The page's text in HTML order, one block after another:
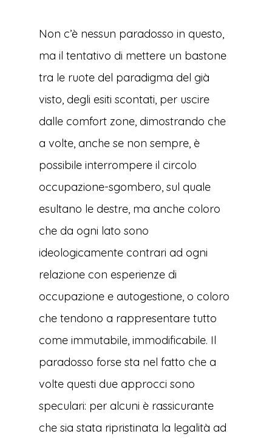
Non c’è nessun paradosso in questo,
ma il tentativo di mettere un bastone
tra le ruote del paradigma del già
visto, degli esiti scontati, per uscire
dalle comfort zone, dimostrando che
a volte, anche se non sempre, è
possibile interrompere il circolo
occupazione-sgombero, sul quale
esultano le destre, ma anche coloro
che da ogni lato sono
ideologicamente contrari ad ogni
relazione con esperienze di
occupazione e autogestione, o coloro
che tendono a rappresentare tutto
come immutabile, immodificabile. Il
paradosso forse sta nel fatto che a
volte questi due approcci sono
speculari: per alcuni è rassicurante
che sia stata ripristinata la legalità ad